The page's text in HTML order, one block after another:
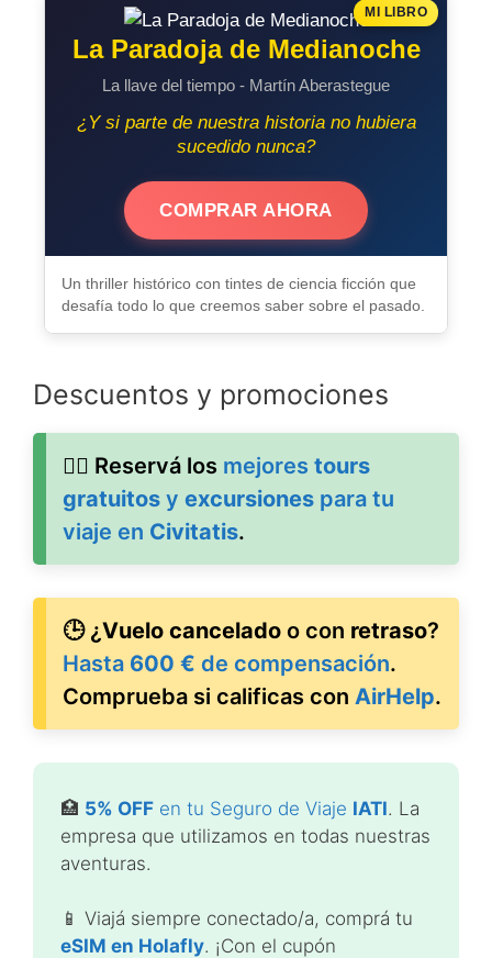
MI LIBRO
La Paradoja de Medianoche
La llave del tiempo - Martín Aberastegue
¿Y si parte de nuestra historia no hubiera
sucedido nunca?
COMPRAR AHORA
Un thriller histórico con tintes de ciencia ficción que
desafía todo lo que creemos saber sobre el pasado.
Descuentos y promociones
🚶‍♂️ Reservá los mejores tours
gratuitos y excursiones para tu
viaje en Civitatis.
🕒 ¿Vuelo cancelado o con retraso?
Hasta 600 € de compensación.
Comprueba si calificas con AirHelp.
🏥 5% OFF en tu Seguro de Viaje IATI. La
empresa que utilizamos en todas nuestras
aventuras.
📱 Viajá siempre conectado/a, comprá tu
eSIM en Holafly. ¡Con el cupón